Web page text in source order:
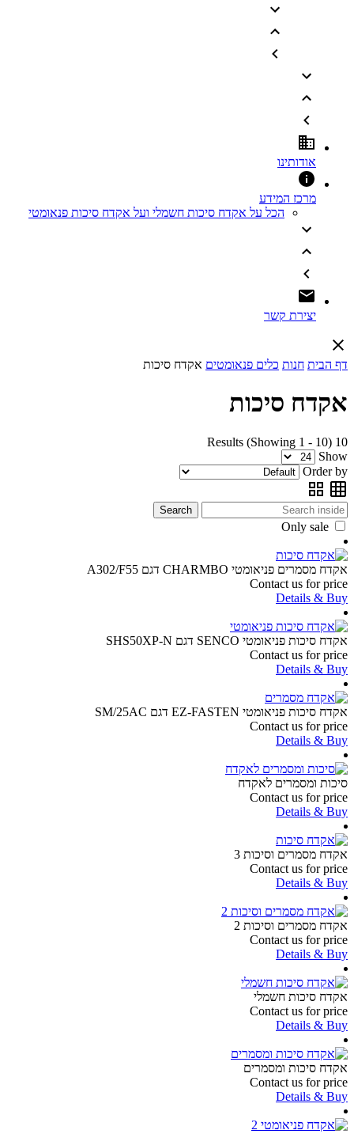
אודותינו
מרכז המידע
הכל על אקדח סיכות חשמלי ועל אקדח סיכות פנאומטי
יצירת קשר
דף הבית חנות כלים פנאומטים אקדח סיכות
אקדח סיכות
10 Results (Showing 1 - 10)
Show
Order by
Search
Only sale
אקדח מסמרים פניאומטי CHARMBO דגם A302/F55
Contact us for price
Details & Buy
אקדח סיכות פניאומטי SENCO דגם SHS50XP-N
Contact us for price
Details & Buy
אקדח סיכות פניאומטי EZ-FASTEN דגם SM/25AC
Contact us for price
Details & Buy
סיכות ומסמרים לאקדח
Contact us for price
Details & Buy
אקדח מסמרים וסיכות 3
Contact us for price
Details & Buy
אקדח מסמרים וסיכות 2
Contact us for price
Details & Buy
אקדח סיכות חשמלי
Contact us for price
Details & Buy
אקדח סיכות ומסמרים
Contact us for price
Details & Buy